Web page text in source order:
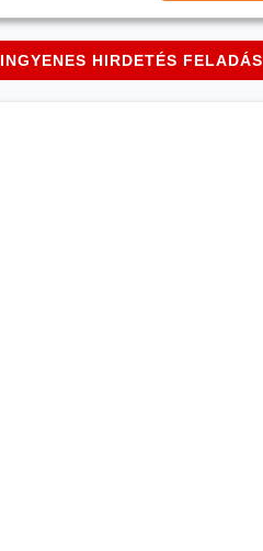
INGYENES HIRDETÉS FELADÁS